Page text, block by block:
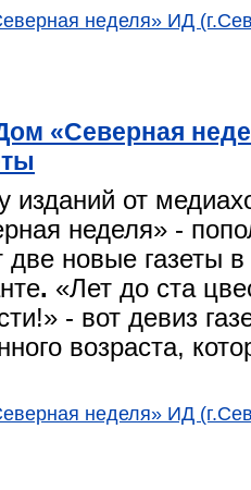
неделя» ИД
«Северная
изданий от
неделя» -
две новые газеты
. «Лет до ста
- вот девиз
возраста,
неделя» ИД